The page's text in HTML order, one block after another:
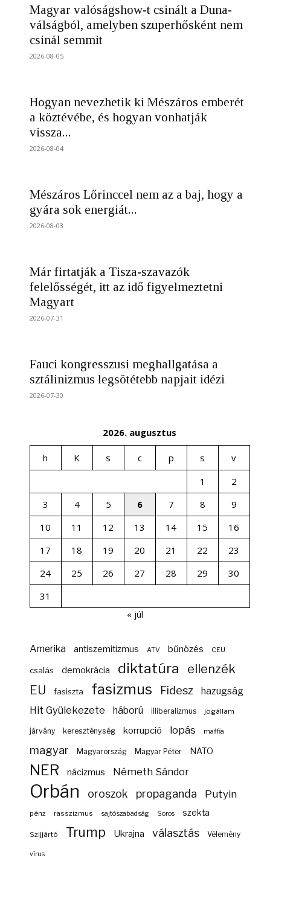
Magyar valóságshow-t csinált a Duna-
válságból, amelyben szuperhősként nem
csinál semmit
2026-08-05
Hogyan nevezhetik ki Mészáros emberét
a köztévébe, és hogyan vonhatják
vissza...
2026-08-04
Mészáros Lőrinccel nem az a baj, hogy a
gyára sok energiát...
2026-08-03
Már firtatják a Tisza-szavazók
felelősségét, itt az idő figyelmeztetni
Magyart
2026-07-31
Fauci kongresszusi meghallgatása a
sztálinizmus legsötétebb napjait idézi
2026-07-30
2026. augusztus
h K s c p s
v
1
2
3
4 5 6 7 8
9
10
11 12 13 14 15
16
17
18 19 20 21 22
23
24
25 26 27 28 29
30
31
« júl
Amerika antiszemitizmus ATV bűnözés CEU
csalás demokrácia diktatúra ellenzék
EU fasiszta fasizmus Fidesz hazugság
Hit Gyülekezete háború illiberalizmus jogállam
járvány kereszténység korrupció lopás maffia
magyar Magyarország Magyar Péter NATO
NER nácizmus Németh Sándor
Orbán oroszok propaganda Putyin
pénz rasszizmus sajtószabadság Soros szekta
Szijjártó Trump Ukrajna választás Vélemény
vírus